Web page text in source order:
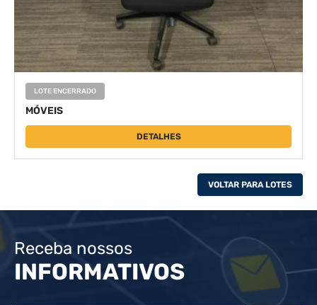
LOTE ENCERRADO
MÓVEIS
DETALHES
VOLTAR PARA LOTES
Receba nossos
INFORMATIVOS